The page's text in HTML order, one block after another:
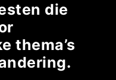
die
thema’s